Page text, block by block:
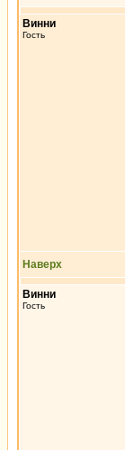
Винни
Гость
Наверх
Винни
Гость